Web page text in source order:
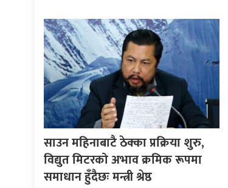
साउन महिनाबाटै ठेक्का प्रक्रिया शुरु,
विद्युत मिटरको अभाव क्रमिक रूपमा
समाधान हुँदैछः मन्त्री श्रेष्ठ